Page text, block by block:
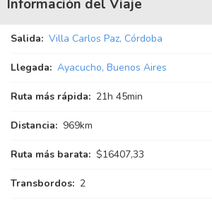
Información del Viaje
Salida: Villa Carlos Paz, Córdoba
Llegada: Ayacucho, Buenos Aires
Ruta más rápida: 21h 45min
Distancia: 969km
Ruta más barata: $16407,33
Transbordos: 2